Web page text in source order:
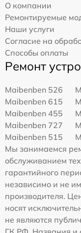
О компании
Ремонтируемые
Наши услуги
Согласие на
Способы оплаты
Ремонт
Maibenben 526
Maibenben 615
Maibenben 455
Maibenben 727
Maibenben 515
Мы занимаемся
обслуживанием
гарантийного
независимо и не
производителя.
носят
не являются